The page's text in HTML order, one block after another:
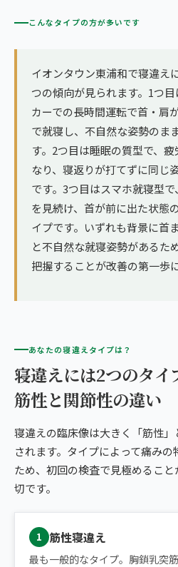
こんなタイプの方が多いです
イオンタウン東浦和で寝違え
つの傾向が見られます。1つ
カーでの長時間運転で首・肩
で就寝し、不自然な姿勢のま
す。2つ目は睡眠の質型で、
なり、寝返りが打てずに同じ
です。3つ目はスマホ就寝型
を見続け、首が前に出た状態
イプです。いずれも背景に首
と不自然な就寝姿勢があるた
把握することが改善の第一歩
あなたの寝違えタイプは？
寝違えには2つのタ
筋性と関節性の違い
寝違えの臨床像は大きく「筋性
されます。タイプによって痛み
ため、初回の検査で見極めるこ
切です。
1 筋性寝違え
最も一般的なタイプ。胸鎖乳突